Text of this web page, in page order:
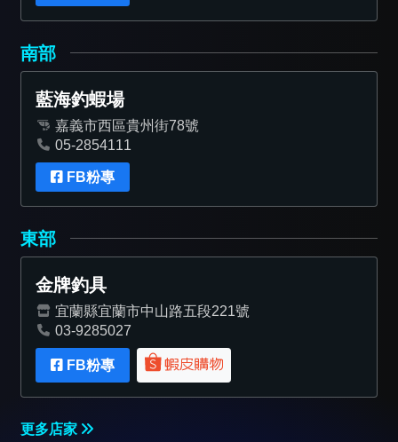
南部
藍海釣蝦場
嘉義市西區貴州街78號
05-2854111
FB粉專
東部
金牌釣具
宜蘭縣宜蘭市中山路五段221號
03-9285027
FB粉專
更多店家